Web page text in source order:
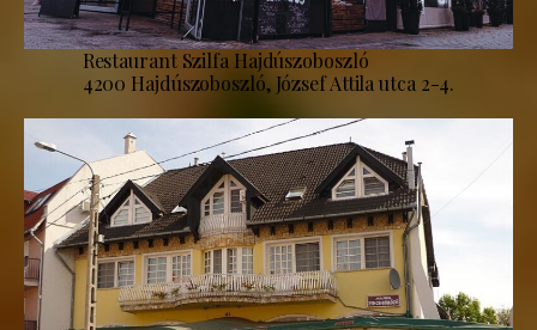
Restaurant Szilfa Hajdúszoboszló
4200 Hajdúszoboszló, József Attila utca 2-4.